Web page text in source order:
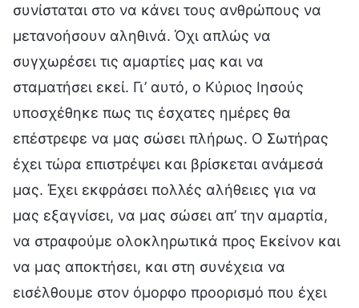
συνίσταται στο να κάνει τους ανθρώπους να
μετανοήσουν αληθινά. Όχι απλώς να
συγχωρέσει τις αμαρτίες μας και να
σταματήσει εκεί. Γι’ αυτό, ο Κύριος Ιησούς
υποσχέθηκε πως τις έσχατες ημέρες θα
επέστρεφε να μας σώσει πλήρως. Ο Σωτήρας
έχει τώρα επιστρέψει και βρίσκεται ανάμεσά
μας. Έχει εκφράσει πολλές αλήθειες για να
μας εξαγνίσει, να μας σώσει απ’ την αμαρτία,
να στραφούμε ολοκληρωτικά προς Εκείνον και
να μας αποκτήσει, και στη συνέχεια να
εισέλθουμε στον όμορφο προορισμό που έχει